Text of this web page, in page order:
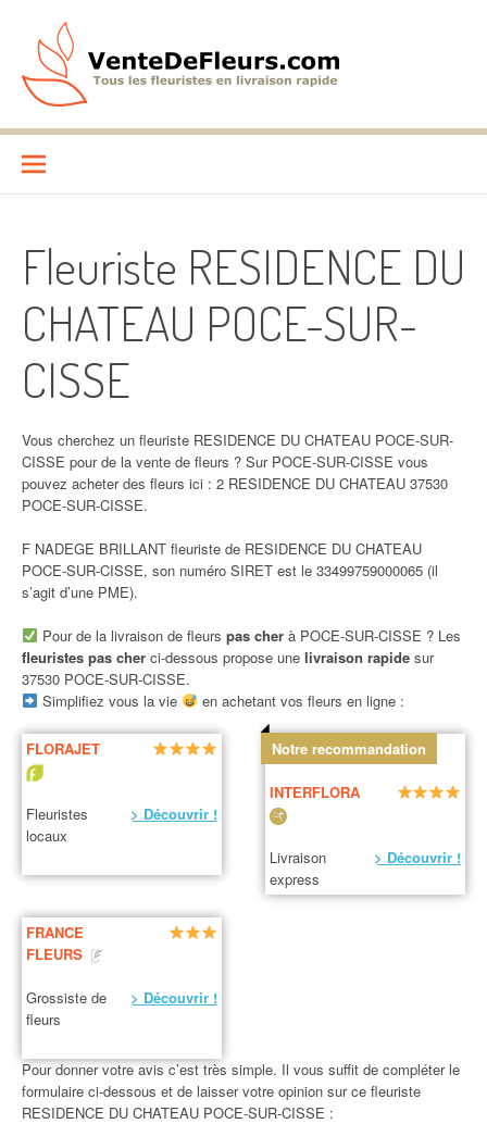
contenu
VenteDeFleurs.com
Fleuriste RESIDENCE DU
CHATEAU POCE-SUR-
CISSE
Vous cherchez un fleuriste RESIDENCE DU CHATEAU POCE-SUR-
CISSE pour de la vente de fleurs ? Sur POCE-SUR-CISSE vous
pouvez acheter des fleurs ici : 2 RESIDENCE DU CHATEAU 37530
POCE-SUR-CISSE.
F NADEGE BRILLANT fleuriste de RESIDENCE DU CHATEAU
POCE-SUR-CISSE, son numéro SIRET est le 33499759000065 (il
s’agit d’une PME).
Pour de la livraison de fleurs pas cherà POCE-SUR-CISSE ? Les
fleuristes pas cher ci-dessous propose une livraison rapide sur
37530 POCE-SUR-CISSE.
Simplifiez vous la vie
en achetant vos fleurs en ligne :
FLORAJET
Fleuristes
locaux
> Découvrir !
Notre recommandation
INTERFLORA
Livraison
express
> Découvrir !
FRANCE
FLEURS
Grossiste de
fleurs
> Découvrir !
Pour donner votre avis c’est très simple. Il vous suffit de compléter le
formulaire ci-dessous et de laisser votre opinion sur ce fleuriste
RESIDENCE DU CHATEAU POCE-SUR-CISSE :